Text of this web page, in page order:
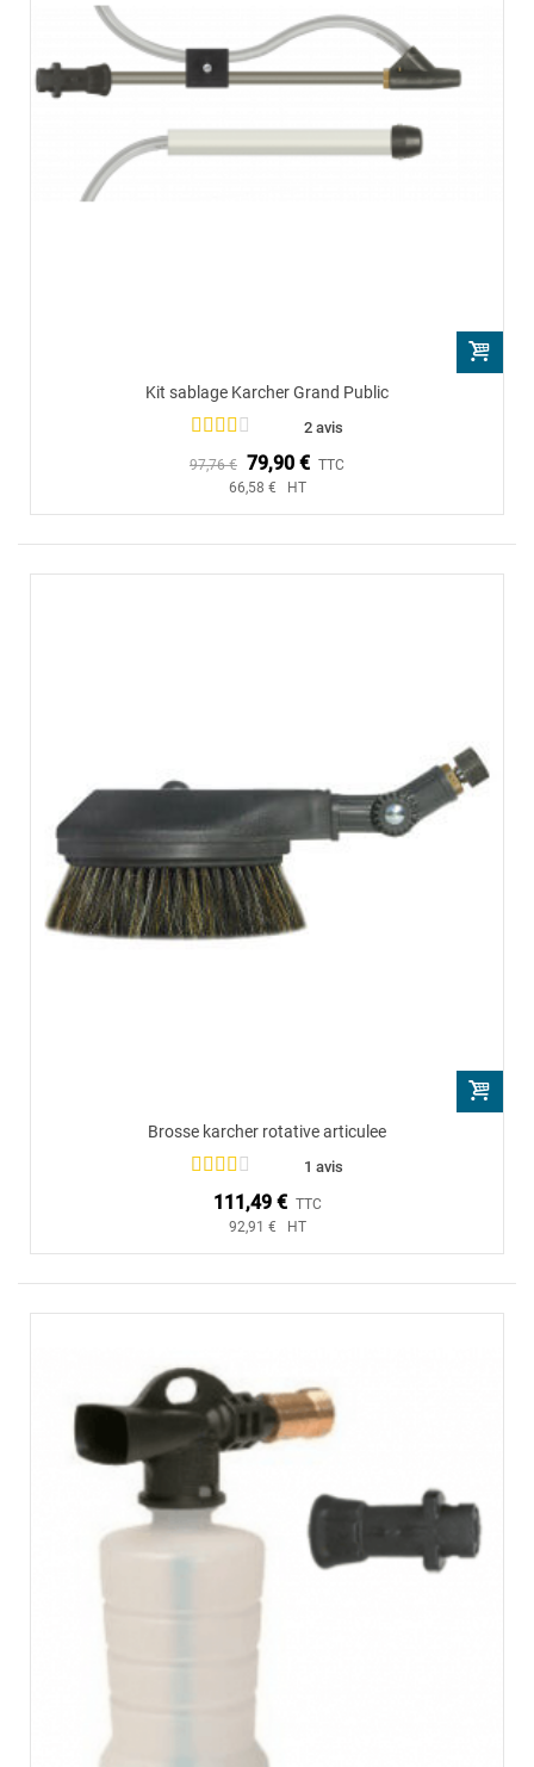
Kit sablage Karcher Grand Public
2 avis
97,76 € 79,90 € TTC
66,58 € HT
Brosse karcher rotative articulee
1 avis
111,49 € TTC
92,91 € HT